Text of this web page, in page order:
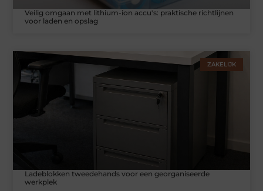
Veilig omgaan met lithium-ion accu's: praktische richtlijnen
voor laden en opslag
ZAKELIJK
Ladeblokken tweedehands voor een georganiseerde
werkplek